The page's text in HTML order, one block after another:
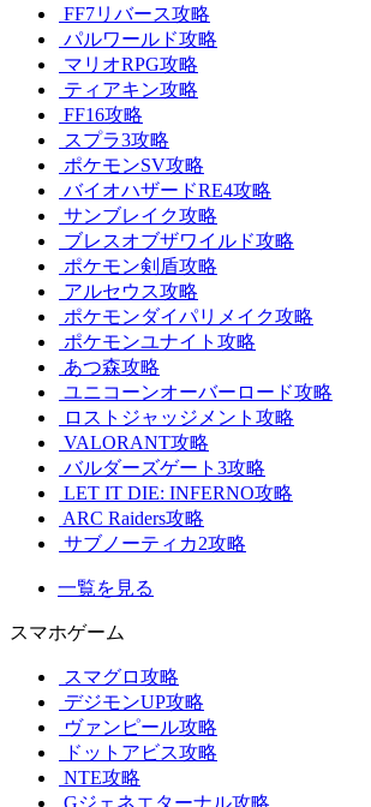
FF7リバース攻略
パルワールド攻略
マリオRPG攻略
ティアキン攻略
FF16攻略
スプラ3攻略
ポケモンSV攻略
バイオハザードRE4攻略
サンブレイク攻略
ブレスオブザワイルド攻略
ポケモン剣盾攻略
アルセウス攻略
ポケモンダイパリメイク攻略
ポケモンユナイト攻略
あつ森攻略
ユニコーンオーバーロード攻略
ロストジャッジメント攻略
VALORANT攻略
バルダーズゲート3攻略
LET IT DIE: INFERNO攻略
ARC Raiders攻略
サブノーティカ2攻略
一覧を見る
スマホゲーム
スマグロ攻略
デジモンUP攻略
ヴァンピール攻略
ドットアビス攻略
NTE攻略
Gジェネエターナル攻略